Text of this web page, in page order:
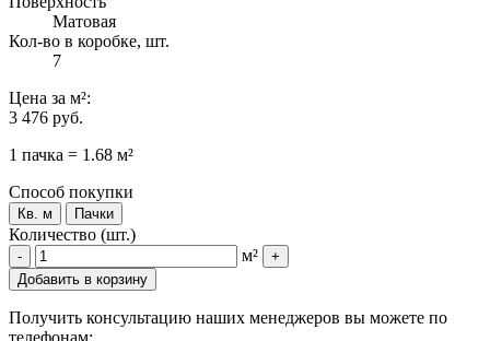
Матовая
Кол-во в коробке, шт.
7
Цена за м²:
3 476 руб.
1 пачка = 1.68 м²
Способ покупки
Кв. м Пачки
Количество (шт.)
- м²
+
Добавить в корзину
Получить консультацию наших менеджеров вы можете по
телефонам: